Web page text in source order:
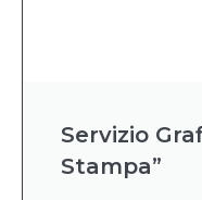
Servizio
Stampa”